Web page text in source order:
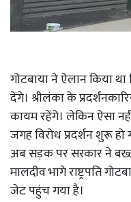
गोटबाया ने ऐलान किया था
देंगे। श्रीलंका के
कायम रहेंगे। लेकिन ऐसा
जगह विरोध प्रदर्शन शुरू
अब सड़क पर सरकार ने
मालदीव भागे राष्ट्रपति
जेट पहुंच गया है।